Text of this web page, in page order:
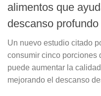
alimentos que
descanso profundo
Un nuevo estudio citado
consumir cinco porciones
puede aumentar la
mejorando el descanso